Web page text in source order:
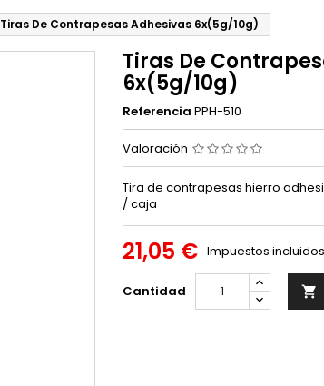
Tiras De Contrapesas Adhesivas 6x(5g/10g)
Tiras De
6x(5g/10g)
Referencia PPH-510
Valoración
Tira de contrapesas hierro
/ caja
21,05 € Impuestos incluidos
Cantidad 